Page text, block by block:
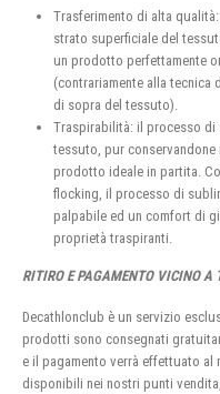
Trasferimento di alta
strato superficiale del
un prodotto perfettamente
(contrariamente alla tecnica
di sopra del tessuto).
Traspirabilità: il processo di
tessuto, pur
prodotto ideale in partita.
flocking, il processo di
palpabile ed un comfort di
proprietà traspiranti.
RITIRO E PAGAMENTO VICINO A
Decathlonclub è un servizio
prodotti sono consegnati
e il pagamento verrà effettuato
disponibili nei nostri punti